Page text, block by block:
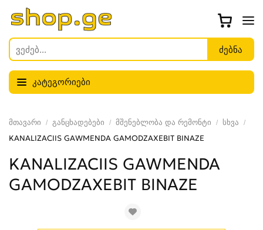
კატეგორიები
მთავარი განცხადებები მშენებლობა და რემონტი
სხვა
KANALIZACIIS GAWMENDA GAMODZAXEBIT BINAZE
KANALIZACIIS GAWMENDA
GAMODZAXEBIT BINAZE